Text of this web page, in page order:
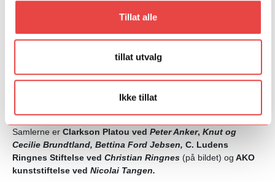
Tillat alle
tillat utvalg
Ikke tillat
Anders Holen, Henrik Olai Kaarstein, Mercedes Mühleisen
Skribentene erIna Hagen, Ingrid Halland, Simen Joachim
Helsvig, Maria T. Horvei, Nora Joung
Fem kunstsamlere er knyttet til prosjektet som bidragsytere og
er sammen med Talent Norge tildelt hver sin kunstner som de
inkluderer støtte til produksjon og kjøp av kunstnerens verk.
Samlerne er Clarkson Platou ved Peter Anker, Knut og
Cecilie Brundtland, Bettina Ford Jebsen, C. Ludens
Ringnes Stiftelse ved Christian Ringnes (på bildet) og AKO
kunststiftelse ved Nicolai Tangen.